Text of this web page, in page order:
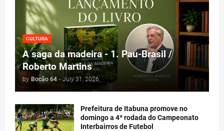
CULTURA
A saga da madeira - 1. Pau-Brasil /
Roberto Martins
by Bocão 64 - July 31, 2026
Prefeitura de Itabuna promove no
domingo a 4ª rodada do Campeonato
Interbairros de Futebol